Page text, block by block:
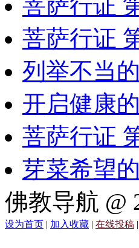
菩萨行证
菩萨行证
列举不当
开启健康
菩萨行证
芽菜希望
佛教导航 @
设为首页 | 加入收藏 | 在线投稿 |